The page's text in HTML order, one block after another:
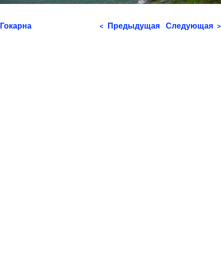
Гокарна < Предыдущая Следующая >